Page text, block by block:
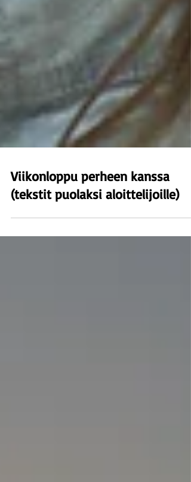
Viikonloppu perheen kanssa
(tekstit puolaksi aloittelijoille)